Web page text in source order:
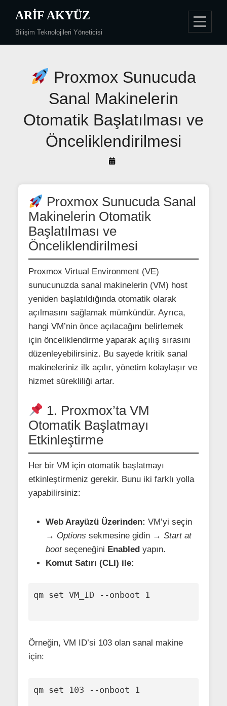
content
ARIF AKYÜZ
Bilişim Teknolojileri Yöneticisi
Proxmox Sunucuda
Sanal Makinelerin
Otomatik Başlatılması ve
Önceliklendirilmesi
By
Akyüz
Proxmox Sunucuda Sanal
Makinelerin Otomatik
Başlatılması ve
Önceliklendirilmesi
Proxmox Virtual Environment (VE)
sunucunuzda sanal makinelerin (VM) host
yeniden başlatıldığında otomatik olarak
açılmasını sağlamak mümkündür. Ayrıca,
hangi VM’nin önce açılacağını belirlemek
için önceliklendirme yaparak açılış sırasını
düzenleyebilirsiniz. Bu sayede kritik sanal
makineleriniz ilk açılır, yönetim kolaylaşır ve
hizmet sürekliliği artar.
1. Proxmox’ta VM
Otomatik Başlatmayı
Etkinleştirme
Her bir VM için otomatik başlatmayı
etkinleştirmeniz gerekir. Bunu iki farklı yolla
yapabilirsiniz:
Web Arayüzü Üzerinden: VM’yi seçin
→ Options sekmesine gidin → Start at
bootseçeneğini Enabledyapın.
Komut Satırı (CLI) ile:
qm set VM_ID --onboot 1
Örneğin, VM ID’si 103 olan sanal makine
için:
qm set 103 --onboot 1
Yazı
gezinmesi